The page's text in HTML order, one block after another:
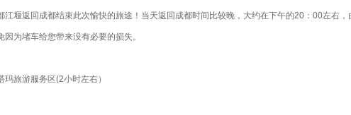
江堰返回成都结束此次愉快的旅途！当天返回成都时间比较晚，大约在下午的20：00左右
为堵车给您带来没有必要的损失。
旅游服务区(2小时左右）